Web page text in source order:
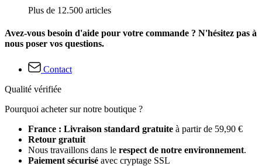
Plus de 12.500 articles
Avez-vous besoin d'aide pour votre commande ? N'hésitez pas à
nous poser vos questions.
Contact
Qualité vérifiée
Pourquoi acheter sur notre boutique ?
France : Livraison standard gratuite à partir de 59,90 €
Retour gratuit
Nous travaillons dans le respect de notre environnement.
Paiement sécurisé avec cryptage SSL